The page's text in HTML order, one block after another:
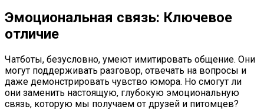
Эмоциональная связь: Ключевое
отличие
Чатботы, безусловно, умеют имитировать общение. Они
могут поддерживать разговор, отвечать на вопросы и
даже демонстрировать чувство юмора. Но смогут ли
они заменить настоящую, глубокую эмоциональную
связь, которую мы получаем от друзей и питомцев?